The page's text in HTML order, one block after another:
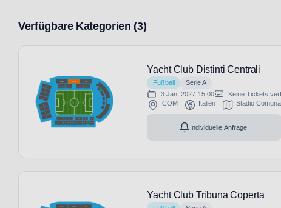
Verfügbare Kategorien (3)
Yacht Club Distinti Centrali
Fußball
Serie A
3 Jan, 2027 15:00
Keine Tickets
COM
Italien Stadio
Individuelle Anfrage
Yacht Club Tribuna Coperta